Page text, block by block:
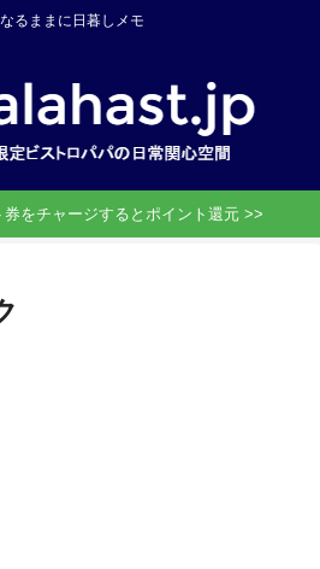
るままに日暮しメモ
券をチャージするとポイント還元 >>